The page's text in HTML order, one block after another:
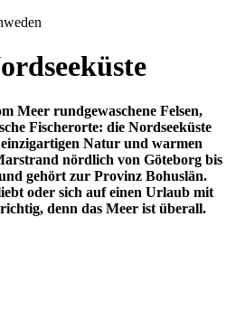
Meer rundgewaschene Felsen,
Fischerorte: die Nordseeküste
Natur und warmen
nördlich von Göteborg bis
gehört zur Provinz Bohuslän.
oder sich auf einen Urlaub mit
denn das Meer ist überall.